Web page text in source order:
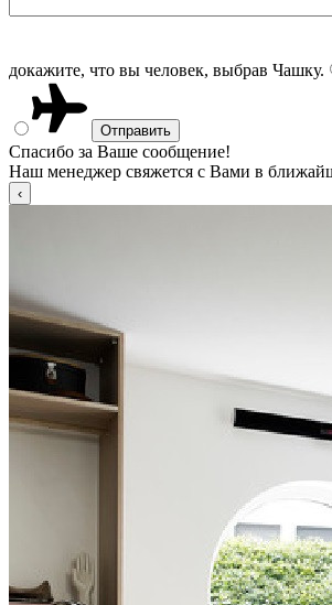
докажите, что вы человек, выбрав Чашку.
Спасибо за Ваше сообщение!
Наш менеджер свяжется с Вами в